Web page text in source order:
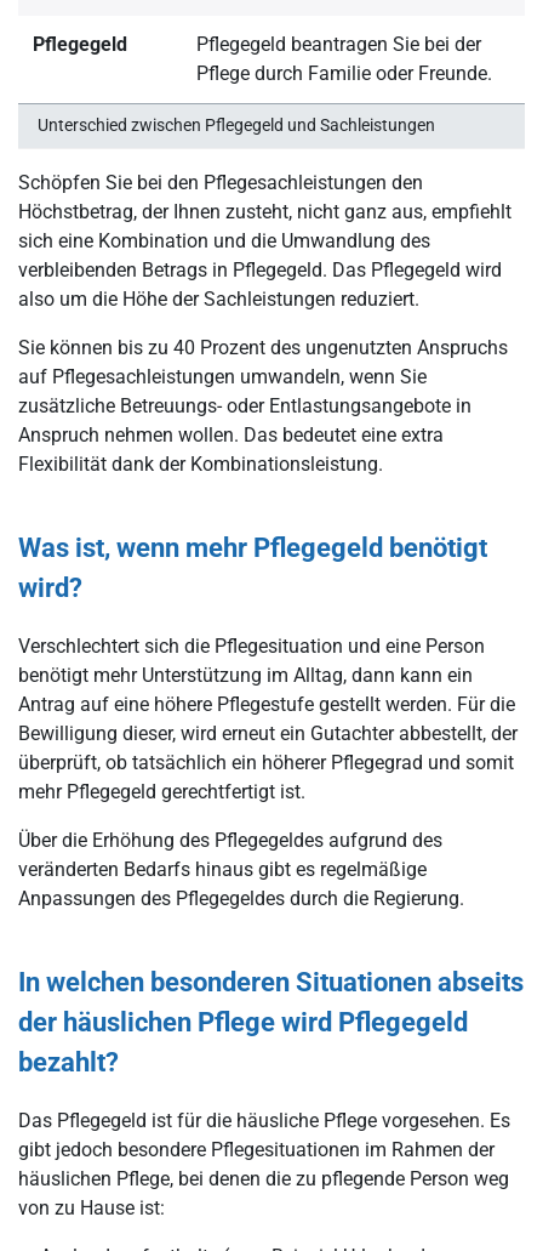
Pflegegeld
Pflegegeld beantragen Sie bei der
Pflege durch Familie oder Freunde.
Unterschied zwischen Pflegegeld und Sachleistungen
Schöpfen Sie bei den Pflegesachleistungen den
Höchstbetrag, der Ihnen zusteht, nicht ganz aus, empfiehlt
sich eine Kombination und die Umwandlung des
verbleibenden Betrags in Pflegegeld. Das Pflegegeld wird
also um die Höhe der Sachleistungen reduziert.
Sie können bis zu 40 Prozent des ungenutzten Anspruchs
auf Pflegesachleistungen umwandeln, wenn Sie
zusätzliche Betreuungs- oder Entlastungsangebote in
Anspruch nehmen wollen. Das bedeutet eine extra
Flexibilität dank der Kombinationsleistung.
Was ist, wenn mehr Pflegegeld benötigt
wird?
Verschlechtert sich die Pflegesituation und eine Person
benötigt mehr Unterstützung im Alltag, dann kann ein
Antrag auf eine höhere Pflegestufe gestellt werden. Für die
Bewilligung dieser, wird erneut ein Gutachter abbestellt, der
überprüft, ob tatsächlich ein höherer Pflegegrad und somit
mehr Pflegegeld gerechtfertigt ist.
Über die Erhöhung des Pflegegeldes aufgrund des
veränderten Bedarfs hinaus gibt es regelmäßige
Anpassungen des Pflegegeldes durch die Regierung.
In welchen besonderen Situationen abseits
der häuslichen Pflege wird Pflegegeld
bezahlt?
Das Pflegegeld ist für die häusliche Pflege vorgesehen. Es
gibt jedoch besondere Pflegesituationen im Rahmen der
häuslichen Pflege, bei denen die zu pflegende Person weg
von zu Hause ist: